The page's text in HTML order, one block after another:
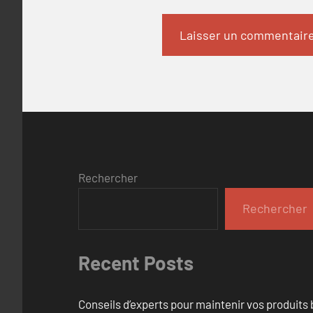
Rechercher
Rechercher
Recent Posts
Conseils d’experts pour maintenir vos produits